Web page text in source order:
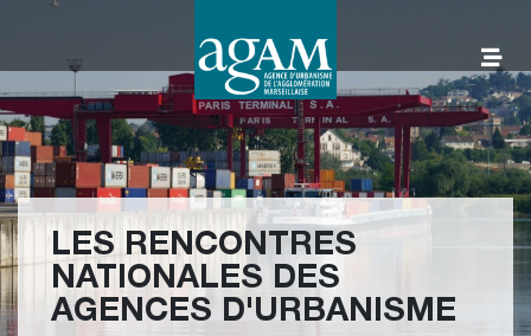
AGAM
LES RENCONTRES
NATIONALES DES
AGENCES D'URBANISME